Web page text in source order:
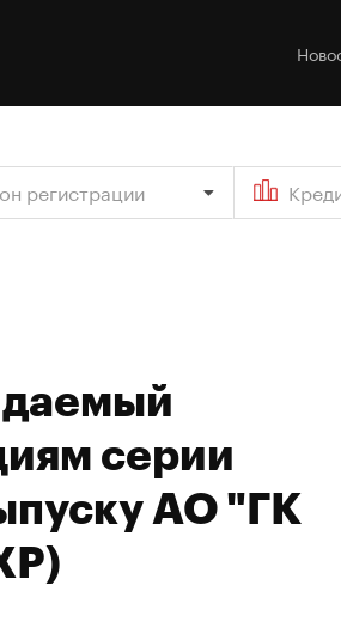
регистрации
серии
АО "ГК